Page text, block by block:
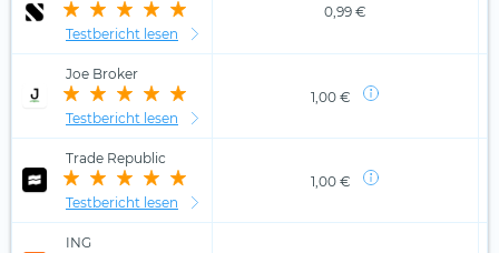
Testbericht lesen
0,99 €
Joe Broker
Testbericht lesen
1,00 €
Trade Republic
Testbericht lesen
1,00 €
ING